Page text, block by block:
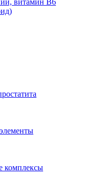
витамин В6
комплексы